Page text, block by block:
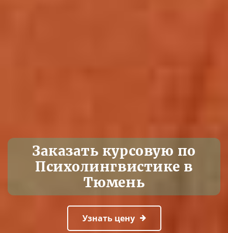
Заказать курсовую по
Психолингвистике в
Тюмень
Узнать цену